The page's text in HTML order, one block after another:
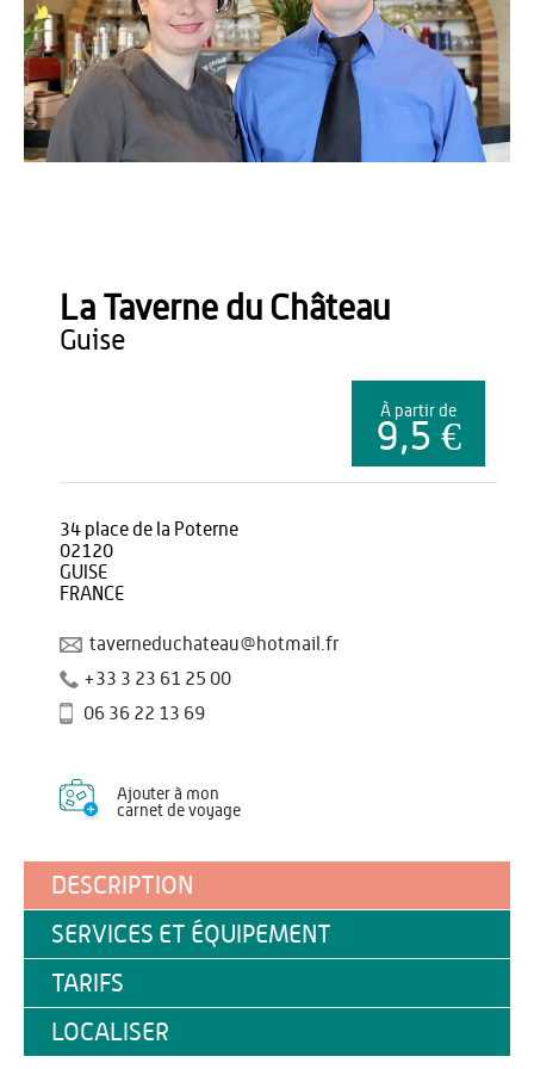
Office de tourisme du Pays de Thiérache
La Taverne du Château
guise
À partir de
9,5 €
34 place de la Poterne
02120
GUISE
FRANCE
taverneduchateau@hotmail.fr
+33 3 23 61 25 00
06 36 22 13 69
Ajouter à mon
carnet de voyage
DESCRIPTION
SERVICES ET ÉQUIPEMENT
TARIFS
LOCALISER